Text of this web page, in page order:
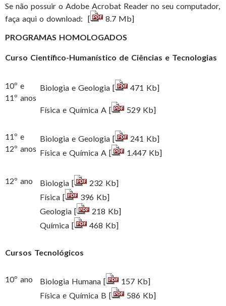
Se não possuir o Adobe Acrobat Reader no seu computador,
faça aqui o download: [
8.7 Mb]
PROGRAMAS HOMOLOGADOS
Curso Científico-Humanístico de Ciências e Tecnologias
10º e
11º anos
Biologia e Geologia [ 471 Kb]
Física e Química A [ 529 Kb]
11º e
12º anos
Biologia e Geologia [
241 Kb]
Física e Química A [
1.447 Kb]
12º ano Biologia [
232 Kb]
Física [
396 Kb]
Geologia [
218 Kb]
Química [
468 Kb]
Cursos Tecnológicos
10º ano Biologia Humana [
157 Kb]
Física e Química B [
586 Kb]